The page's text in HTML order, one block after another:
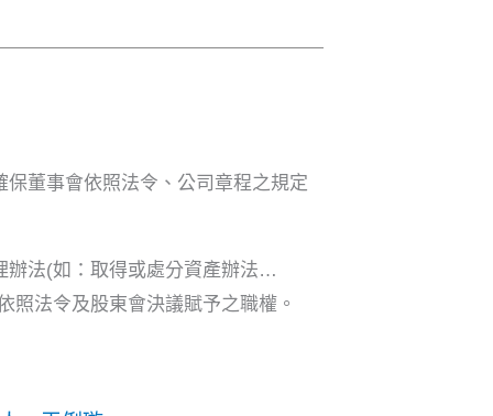
董事會依照法令、公司章程之規定
辦法(如：取得或處分資產辦法…
照法令及股東會決議賦予之職權。